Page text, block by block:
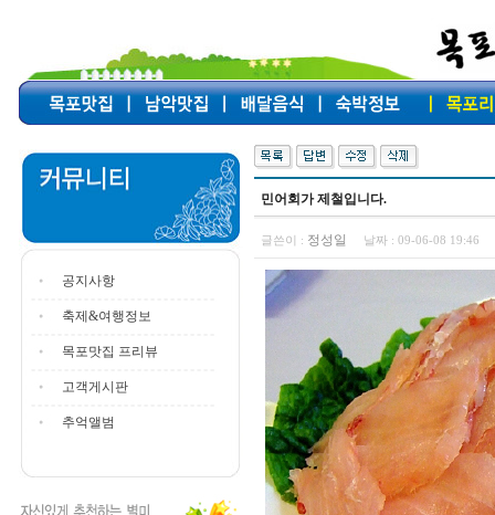
공지사항
축제&여행정보
목포맛집 프리뷰
고객게시판
추억앨범
민어회가 제철입니다.
글쓴이 : 정성일 날짜 : 09-06-08 19:46